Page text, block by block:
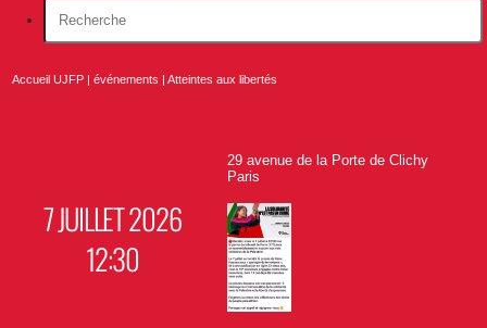
Accueil UJFP |événements |Atteintes aux libertés
7 JUILLET 2026
12:30
29 avenue de la Porte de Clichy
Paris